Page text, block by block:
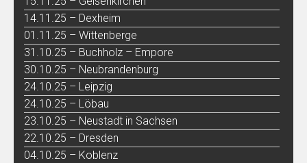
14.11.25 – Dexheim
01.11.25 – Wittenberge
31.10.25 – Buchholz – Empore
30.10.25 – Neubrandenburg
24.10.25 – Leipzig
24.10.25 – Löbau
23.10.25 – Neustadt in Sachsen
22.10.25 – Dresden
04.10.25 – Koblenz